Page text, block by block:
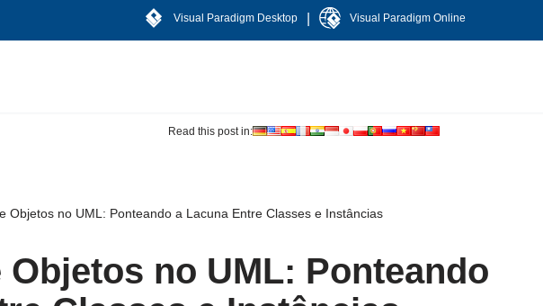
Visual Paradigm Desktop Visual Paradigm Online
Read this post in:
Objetos no UML: Ponteando a Lacuna Entre Classes e Instâncias
Objetos no UML: Ponteando